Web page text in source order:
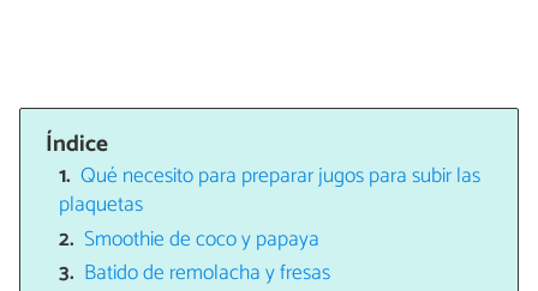
Índice
Qué necesito para preparar jugos para subir las
plaquetas
Smoothie de coco y papaya
Batido de remolacha y fresas